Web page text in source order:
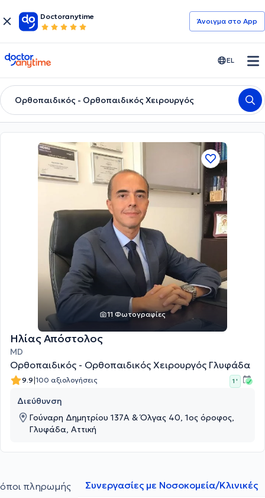
Doctoranytime
Άνοιγμα στο App
doctoranytime EL
Ορθοπαιδικός - Ορθοπαιδικός Χειρουργός
11 Φωτογραφίες
Ηλίας Απόστολος
MD
Ορθοπαιδικός - Ορθοπαιδικός Χειρουργός Γλυφάδα
9.9|100 αξιολογήσεις 1 '
Διεύθυνση
Γούναρη Δημητρίου 137Α & Όλγας 40, 1ος όροφος,
Γλυφάδα, Αττική
πληρωμής Συνεργασίες με Νοσοκομεία/Κλινικές